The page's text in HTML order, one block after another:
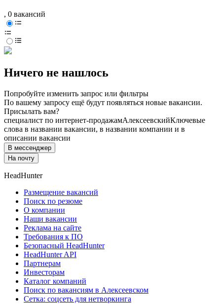
, 0 вакансий
Ничего не нашлось
Попробуйте изменить запрос или фильтры
По вашему запросу ещё будут появляться новые вакансии.
Присылать вам?
специалист по интернет-продажамАлексеевскийКлючевые
слова в названии вакансии, в названии компании и в
описании вакансии
В мессенджер
На почту
HeadHunter
Размещение вакансий
Поиск по резюме
О компании
Наши вакансии
Реклама на сайте
Требования к ПО
Безопасный HeadHunter
HeadHunter API
Партнерам
Инвесторам
Каталог компаний
Поиск по вакансиям в Алексеевском
Сетка: соцсеть для нетворкинга